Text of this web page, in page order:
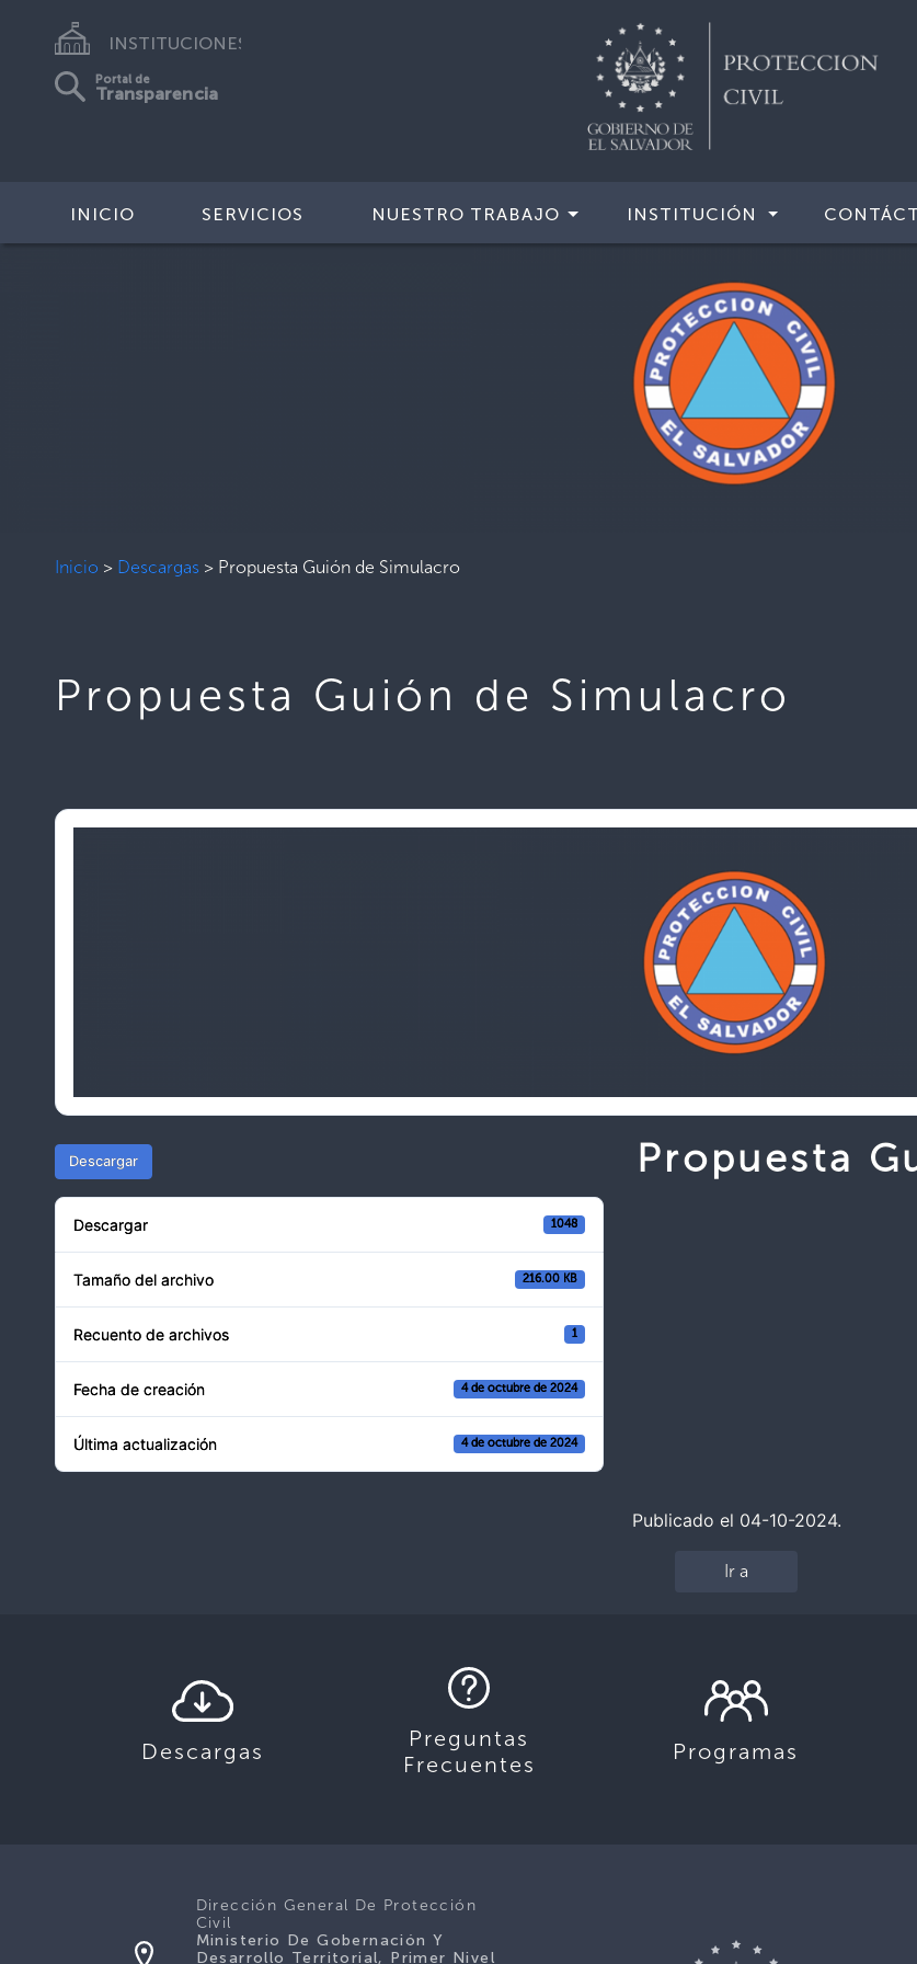
INSTITUCIONES
Portal de
Transparencia
INICIO SERVICIOS NUESTRO TRABAJO INSTITUCIÓN
Inicio > Descargas > Propuesta Guión de Simulacro
Propuesta Guión de Simulacro
Descargar
Descargar 1048
Tamaño del archivo 216.00 KB
Recuento de archivos 1
Fecha de creación 4 de octubre de 2024
Última actualización 4 de octubre de 2024
Propuesta
Publicado el 04-10-2024.
Ir a
Descargas
Preguntas
Frecuentes
Programas
Dirección General De Protección
Civil
Ministerio De Gobernación Y
Desarrollo Territorial, Primer Nivel